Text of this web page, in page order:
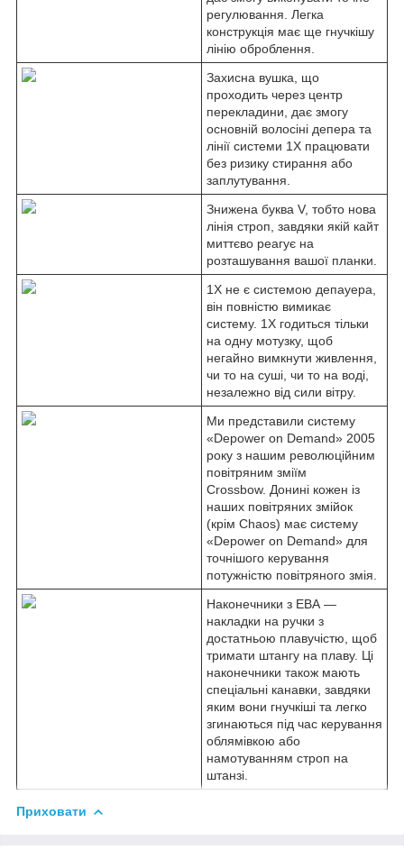
регулювання. Легка
конструкція має ще гнучкішу
лінію оброблення.
Захисна вушка, що
проходить через центр
перекладини, дає змогу
основній волосіні депера та
лінії системи 1X працювати
без ризику стирання або
заплутування.
Знижена буква V, тобто нова
лінія строп, завдяки якій кайт
миттєво реагує на
розташування вашої планки.
1X не є системою депауера,
він повністю вимикає
систему. 1X годиться тільки
на одну мотузку, щоб
негайно вимкнути живлення,
чи то на суші, чи то на воді,
незалежно від сили вітру.
Ми представили систему
«Depower on Demand» 2005
року з нашим революційним
повітряним зміїм
Crossbow. Донині кожен із
наших повітряних змійок
(крім Chaos) має систему
«Depower on Demand» для
точнішого керування
потужністю повітряного змія.
Наконечники з ЕВА —
накладки на ручки з
достатньою плавучістю, щоб
тримати штангу на плаву. Ці
наконечники також мають
спеціальні канавки, завдяки
яким вони гнучкіші та легко
згинаються під час керування
облямівкою або
намотуванням строп на
штанзі.
Приховати